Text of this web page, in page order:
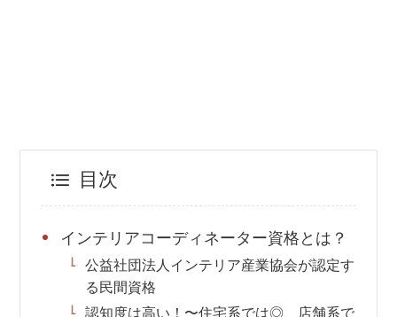
目次
インテリアコーディネーター資格とは？
公益社団法人インテリア産業協会が認定す
る民間資格
認知度は高い！〜住宅系では◎、店舗系で